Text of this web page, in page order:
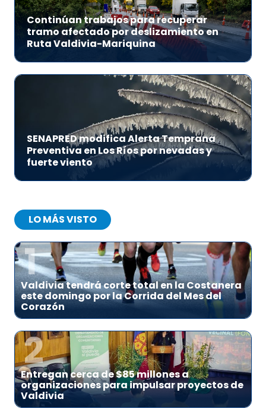
Continúan trabajos para recuperar
tramo afectado por deslizamiento en
Ruta Valdivia-Mariquina
SENAPRED modifica Alerta Temprana
Preventiva en Los Ríos por nevadas y
fuerte viento
LO MÁS VISTO
1
Valdivia tendrá corte total en la Costanera
este domingo por la Corrida del Mes del
Corazón
2
Entregan cerca de $85 millones a
organizaciones para impulsar proyectos de
Valdivia